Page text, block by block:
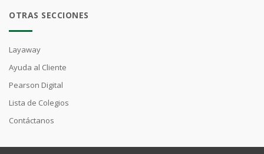
OTRAS SECCIONES
Layaway
Ayuda al Cliente
Pearson Digital
Lista de Colegios
Contáctanos